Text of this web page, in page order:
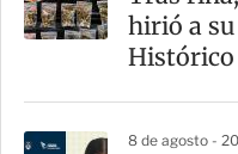
hirió a su
Histórico
8 de agosto -